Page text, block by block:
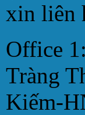
xin liên
Office
Tràng
Kiếm-